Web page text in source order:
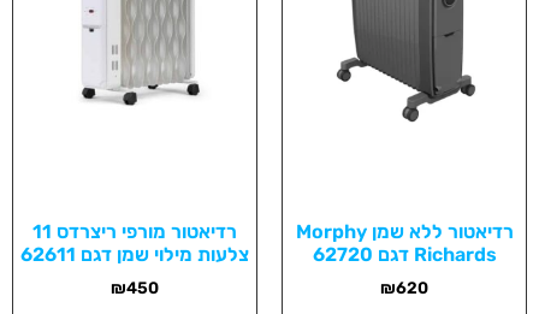
רדיאטור ללא שמן Morphy
Richards דגם 62720
₪620
רדיאטור מורפי ריצרדס 11
צלעות מילוי שמן דגם 62611
₪450